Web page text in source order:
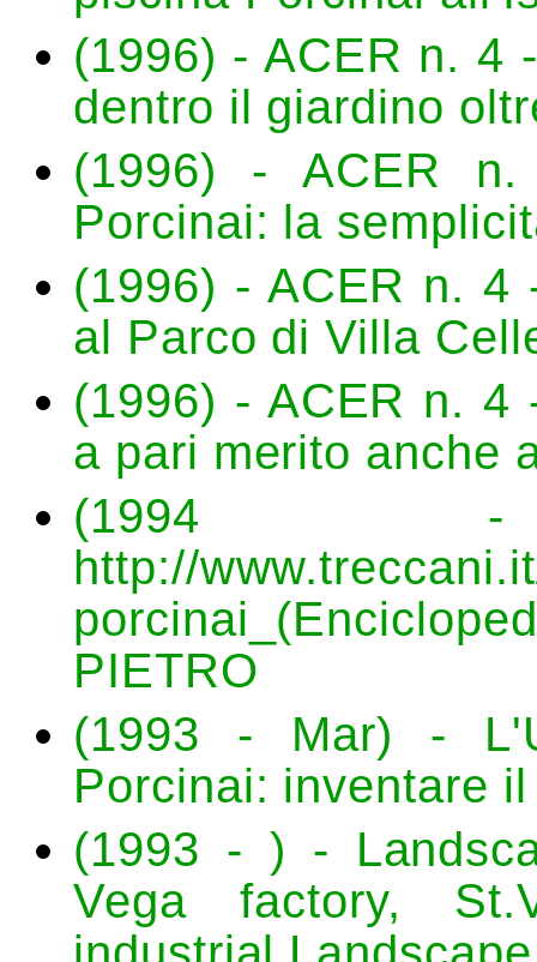
(1996) - ACER n. 4
dentro il giardino
(1996) - ACER
Porcinai: la
(1996) - ACER n. 4
al Parco di Villa
(1996) - ACER n. 4
a pari merito anche
http://
PIETRO
(1993 - Mar) -
Porcinai: inventare
(1993 - ) -
Vega factory,